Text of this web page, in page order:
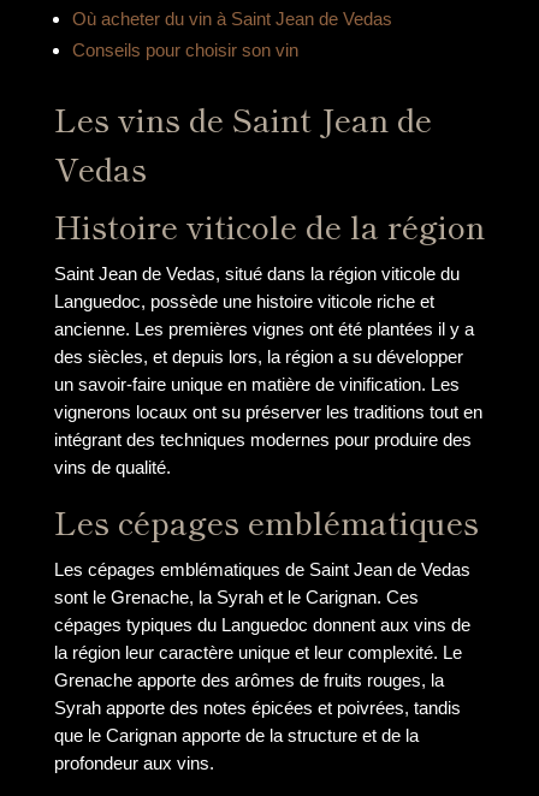
Où acheter du vin à Saint Jean de Vedas
Conseils pour choisir son vin
Les vins de Saint Jean de
Vedas
Histoire viticole de la région
Saint Jean de Vedas, situé dans la région viticole du
Languedoc, possède une histoire viticole riche et
ancienne. Les premières vignes ont été plantées il y a
des siècles, et depuis lors, la région a su développer
un savoir-faire unique en matière de vinification. Les
vignerons locaux ont su préserver les traditions tout en
intégrant des techniques modernes pour produire des
vins de qualité.
Les cépages emblématiques
Les cépages emblématiques de Saint Jean de Vedas
sont le Grenache, la Syrah et le Carignan. Ces
cépages typiques du Languedoc donnent aux vins de
la région leur caractère unique et leur complexité. Le
Grenache apporte des arômes de fruits rouges, la
Syrah apporte des notes épicées et poivrées, tandis
que le Carignan apporte de la structure et de la
profondeur aux vins.